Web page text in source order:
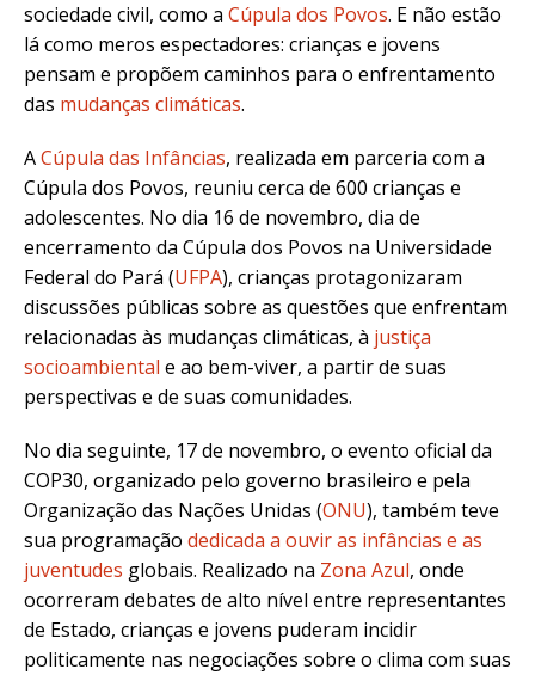
sociedade civil, como a Cúpula dos Povos. E não estão
lá como meros espectadores: crianças e jovens
pensam e propõem caminhos para o enfrentamento
das mudanças climáticas.
ACúpula das Infâncias, realizada em parceria com a
Cúpula dos Povos, reuniu cerca de 600 crianças e
adolescentes. No dia 16 de novembro, dia de
encerramento da Cúpula dos Povos na Universidade
Federal do Pará (UFPA), crianças protagonizaram
discussões públicas sobre as questões que enfrentam
relacionadas às mudanças climáticas, à justiça
socioambiental e ao bem-viver, a partir de suas
perspectivas e de suas comunidades.
No dia seguinte, 17 de novembro, o evento oficial da
COP30, organizado pelo governo brasileiro e pela
Organização das Nações Unidas (ONU), também teve
sua programação dedicada a ouvir as infâncias e as
juventudes globais. Realizado na Zona Azul, onde
ocorreram debates de alto nível entre representantes
de Estado, crianças e jovens puderam incidir
politicamente nas negociações sobre o clima com suas